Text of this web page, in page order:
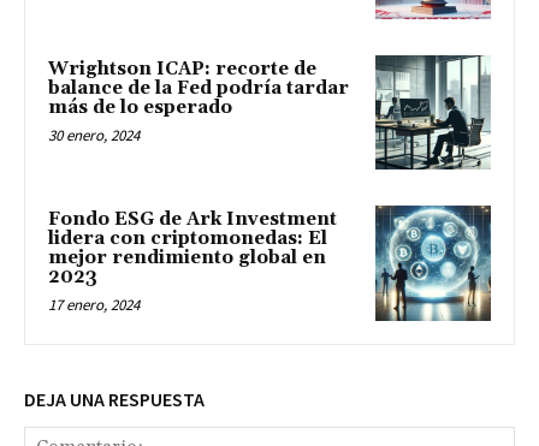
Wrightson ICAP: recorte de
balance de la Fed podría tardar
más de lo esperado
30 enero, 2024
Fondo ESG de Ark Investment
lidera con criptomonedas: El
mejor rendimiento global en
2023
17 enero, 2024
DEJA UNA RESPUESTA